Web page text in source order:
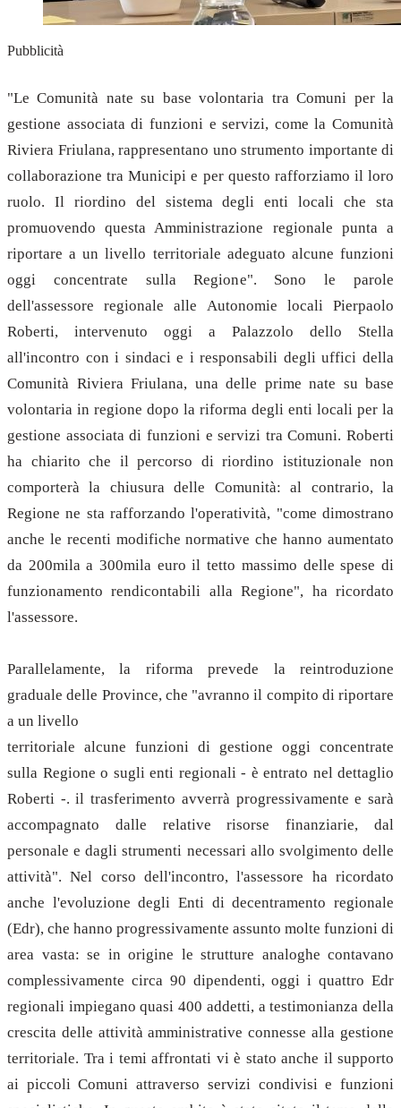
Pubblicità
"Le Comunità nate su base volontaria tra Comuni per la
gestione associata di funzioni e servizi, come la Comunità
Riviera Friulana, rappresentano uno strumento importante di
collaborazione tra Municipi e per questo rafforziamo il loro
ruolo. Il riordino del sistema degli enti locali che sta
promuovendo questa Amministrazione regionale punta a
riportare a un livello territoriale adeguato alcune funzioni
oggi concentrate sulla Regione". Sono le parole
dell'assessore regionale alle Autonomie locali Pierpaolo
Roberti, intervenuto oggi a Palazzolo dello Stella
all'incontro con i sindaci e i responsabili degli uffici della
Comunità Riviera Friulana, una delle prime nate su base
volontaria in regione dopo la riforma degli enti locali per la
gestione associata di funzioni e servizi tra Comuni. Roberti
ha chiarito che il percorso di riordino istituzionale non
comporterà la chiusura delle Comunità: al contrario, la
Regione ne sta rafforzando l'operatività, "come dimostrano
anche le recenti modifiche normative che hanno aumentato
da 200mila a 300mila euro il tetto massimo delle spese di
funzionamento rendicontabili alla Regione", ha ricordato
l'assessore.
Parallelamente, la riforma prevede la reintroduzione
graduale delle Province, che "avranno il compito di riportare
a un livello
territoriale alcune funzioni di gestione oggi concentrate
sulla Regione o sugli enti regionali - è entrato nel dettaglio
Roberti -. il trasferimento avverrà progressivamente e sarà
accompagnato dalle relative risorse finanziarie, dal
personale e dagli strumenti necessari allo svolgimento delle
attività". Nel corso dell'incontro, l'assessore ha ricordato
anche l'evoluzione degli Enti di decentramento regionale
(Edr), che hanno progressivamente assunto molte funzioni di
area vasta: se in origine le strutture analoghe contavano
complessivamente circa 90 dipendenti, oggi i quattro Edr
regionali impiegano quasi 400 addetti, a testimonianza della
crescita delle attività amministrative connesse alla gestione
territoriale. Tra i temi affrontati vi è stato anche il supporto
ai piccoli Comuni attraverso servizi condivisi e funzioni